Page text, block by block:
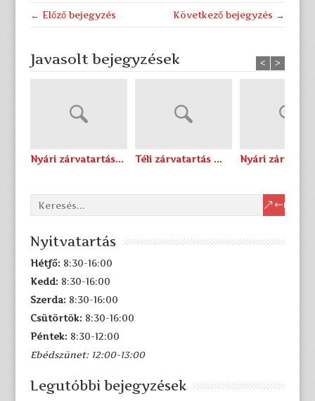
← Előző bejegyzés Következő bejegyzés →
Javasolt bejegyzések
Nyári zárvatartás... Téli zárvatartás ... Nyári
< >
Nyitvatartás
Hétfő: 8:30-16:00
Kedd: 8:30-16:00
Szerda: 8:30-16:00
Csütörtök: 8:30-16:00
Péntek: 8:30-12:00
Ebédszünet: 12:00-13:00
Legutóbbi bejegyzések